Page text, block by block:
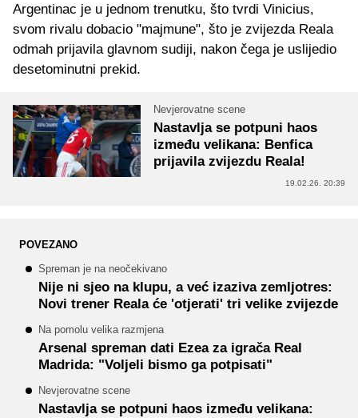
Argentinac je u jednom trenutku, što tvrdi Vinicius,
svom rivalu dobacio "majmune", što je zvijezda Reala
odmah prijavila glavnom sudiji, nakon čega je uslijedio
desetominutni prekid.
Nevjerovatne scene
Nastavlja se potpuni haos
između velikana: Benfica
prijavila zvijezdu Reala!
19.02.26. 20:39
POVEZANO
Spreman je na neočekivano
Nije ni sjeo na klupu, a već izaziva zemljotres:
Novi trener Reala će 'otjerati' tri velike zvijezde
Na pomolu velika razmjena
Arsenal spreman dati Ezea za igrača Real
Madrida: "Voljeli bismo ga potpisati"
Nevjerovatne scene
Nastavlja se potpuni haos između velikana: